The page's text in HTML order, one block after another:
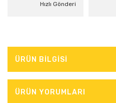
Hızlı Gönderi
ÜRÜN BİLGİSİ
ÜRÜN YORUMLARI